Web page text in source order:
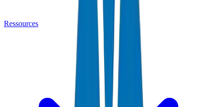
Ressources